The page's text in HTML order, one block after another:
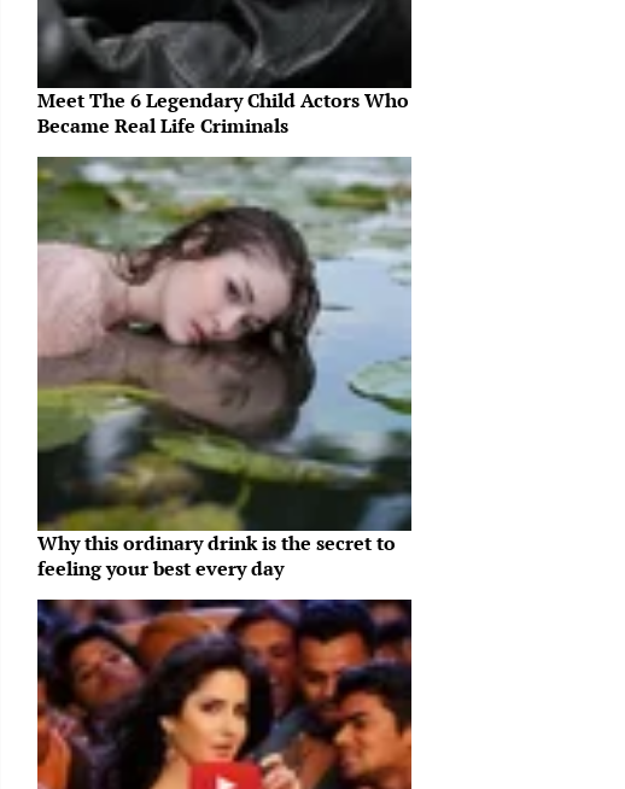
Meet The 6 Legendary Child Actors Who
Became Real Life Criminals
Why this ordinary drink is the secret to
feeling your best every day